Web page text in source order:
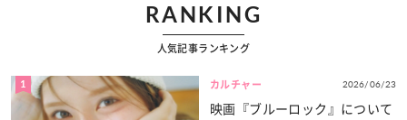
RANKING
人気記事ランキング
1 カルチャー 2026/06/23
映画『ブルーロック』について